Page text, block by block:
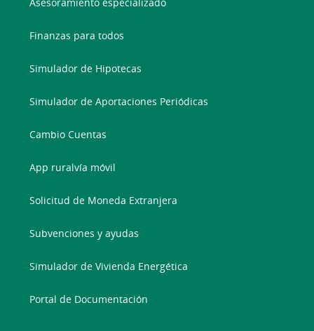
Finanzas para todos
Simulador de Hipotecas
Simulador de Aportaciones Periódicas
Cambio Cuentas
App ruralvía móvil
Solicitud de Moneda Extranjera
Subvenciones y ayudas
Simulador de Vivienda Energética
Portal de Documentación